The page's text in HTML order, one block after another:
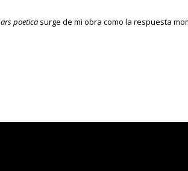
ars poetica surge de mi obra como la respuesta